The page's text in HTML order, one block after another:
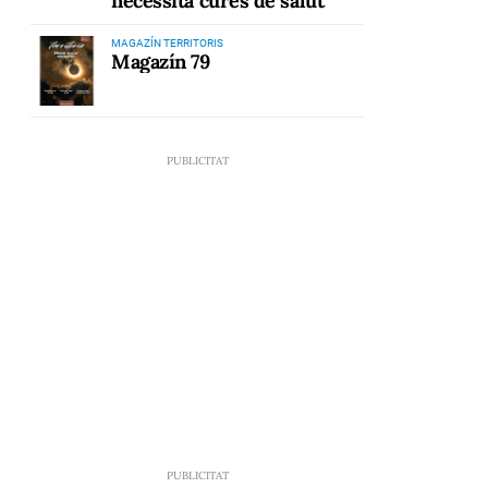
MAGAZÍN TERRITORIS
Magazín 79